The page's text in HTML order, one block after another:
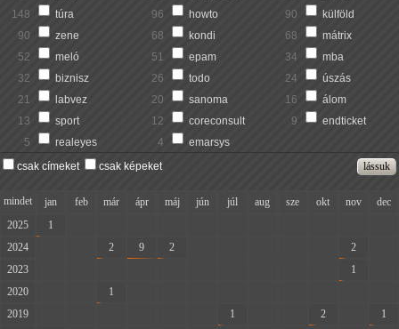
148
túra 96 howto 90
külföld
90
zene 68 kondi 68
mátrix
52
meló 51 epam 34
mba
32
biznisz 26 todo 24
úszás
21
labvez 20 sanoma 16
álom
13
sport 12 coreconsult 9
endticket
5
realeyes 4
emarsys
csak címeket
csak képeket
mindet jan feb már ápr máj jún júl aug sze okt nov
dec
2025
1
2024
2 9 2 2
2023
1
2020
1
2019
1 2
1